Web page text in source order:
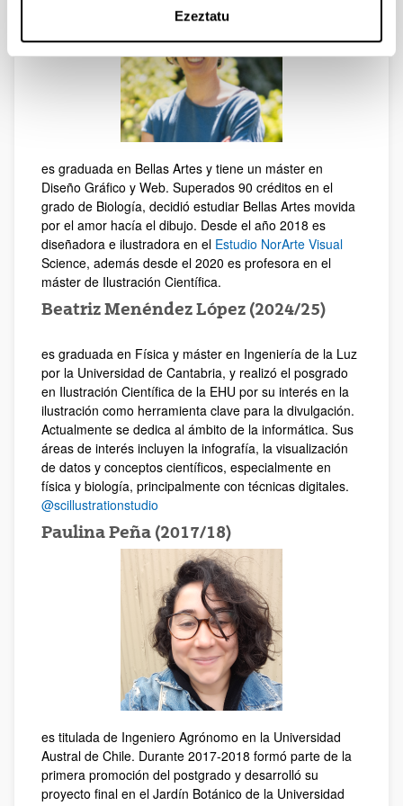
Ezeztatu
es graduada en Bellas Artes y tiene un máster en
Diseño Gráfico y Web. Superados 90 créditos en el
grado de Biología, decidió estudiar Bellas Artes movida
por el amor hacía el dibujo. Desde el año 2018 es
diseñadora e ilustradora en el Estudio NorArte Visual
Science, además desde el 2020 es profesora en el
máster de Ilustración Científica.
Beatriz Menéndez López (2024/25)
es graduada en Física y máster en Ingeniería de la Luz
por la Universidad de Cantabria, y realizó el posgrado
en Ilustración Científica de la EHU por su interés en la
ilustración como herramienta clave para la divulgación.
Actualmente se dedica al ámbito de la informática. Sus
áreas de interés incluyen la infografía, la visualización
de datos y conceptos científicos, especialmente en
física y biología, principalmente con técnicas digitales.
@scillustrationstudio
Paulina Peña (2017/18)
es titulada de Ingeniero Agrónomo en la Universidad
Austral de Chile. Durante 2017-2018 formó parte de la
primera promoción del postgrado y desarrolló su
proyecto final en el Jardín Botánico de la Universidad